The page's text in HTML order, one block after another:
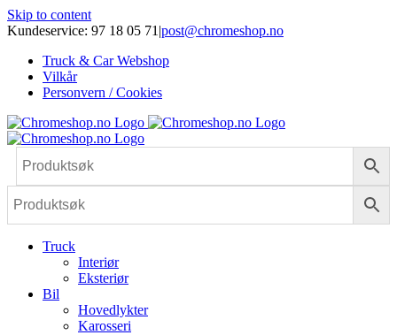
Skip to content
Kundeservice: 97 18 05 71 |post@chromeshop.no
Truck & Car Webshop
Vilkår
Personvern / Cookies
Truck
Interiør
Eksteriør
Bil
Hovedlykter
Karosseri